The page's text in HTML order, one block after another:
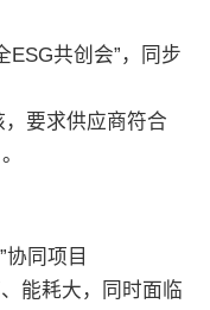
共创会”，同步
要求供应商符合
协同项目
能耗大，同时面临